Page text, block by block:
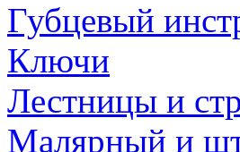
Губцевый
Ключи
Лестницы и
Малярный и